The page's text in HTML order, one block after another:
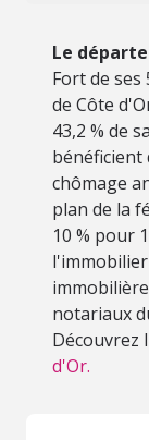
Le
Fort de
de Côte
43,2 % de
bénéficient
chômage
plan de la
10 % pour
notariaux
Découvrez
d'Or.